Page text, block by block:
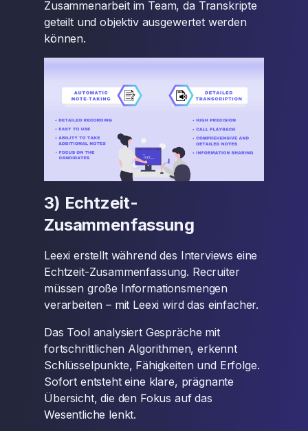
Zusammenarbeit im Team, da Transkripte
geteilt und objektiv ausgewertet werden
können.
3) Echtzeit-
Zusammenfassung
Leexi erstellt während des Interviews eine
Echtzeit-Zusammenfassung. Recruiter
müssen große Informationsmengen
verarbeiten – mit Leexi wird das einfacher.
Das Tool analysiert Gespräche mit
fortschrittlichen Algorithmen, erkennt
Schlüsselpunkte, Fähigkeiten und Erfolge.
Sofort entsteht eine klare, prägnante
Übersicht, die den Fokus auf das
Wesentliche lenkt.